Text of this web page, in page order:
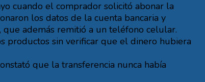
cuando el comprador solicitó abonar la
los datos de la cuenta bancaria y
además remitió a un teléfono celular.
productos sin verificar que el dinero hubiera
que la transferencia nunca había